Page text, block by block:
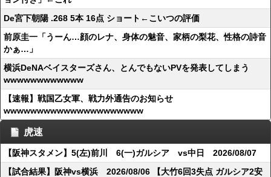
De宮下朝陽 .268 5本 16点 ショート←こいつの評価
前原圭一「うーん…顔のレナ、身体の魅音、家柄の梨花、性格の詩音
かぁ…」
横浜DeNAベイスターズさん、とんでもないPVを発表してしまう
wwwwwwwwwwww
【速報】戦国乙女軍、戦力外通告のお知らせ
wwwwwwwwwwwwwwwwwwwww
虎速
【阪神スタメン】5(左)前川 6(一)ガルシア vs中日 2026/08/07
【試合結果】阪神vs横浜 2026/08/06 【大竹6回3失点 ガルシア2安